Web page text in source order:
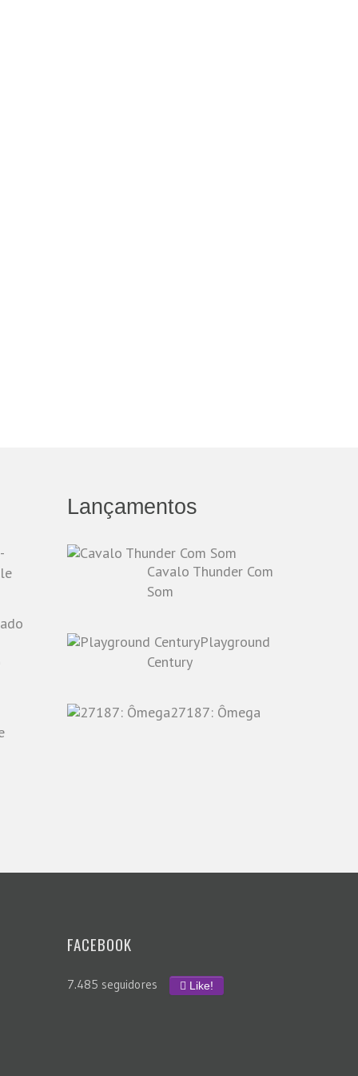
Lançamentos
Cavalo Thunder Com
Som
Playground
Century
27187: Ômega
FACEBOOK
7.485 seguidores Like!